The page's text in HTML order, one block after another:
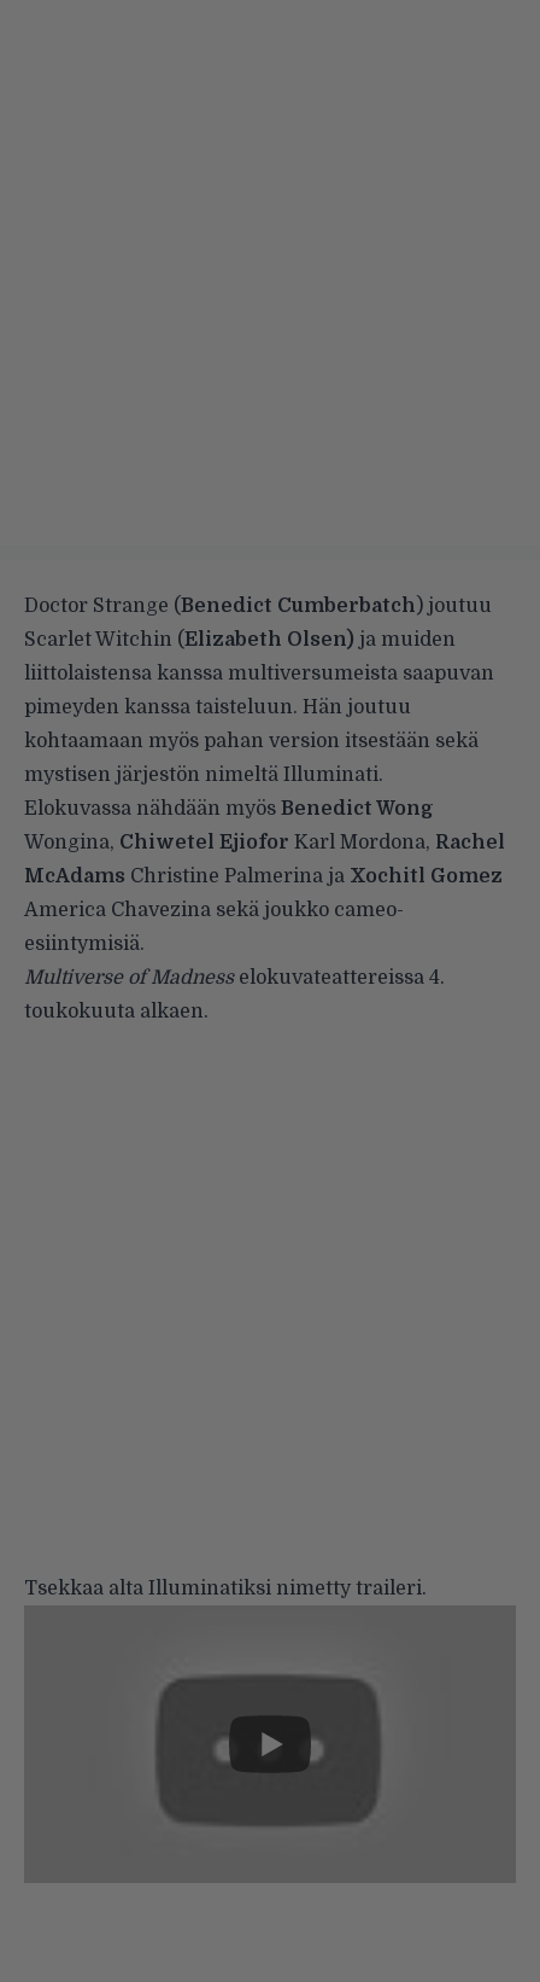
Doctor Strange (Benedict Cumberbatch ) joutuu
Scarlet Witchin (Elizabeth Olsen) ja muiden
liittolaistensa kanssa multiversumeista saapuvan
pimeyden kanssa taisteluun. Hän joutuu
kohtaamaan myös pahan version itsestään sekä
mystisen järjestön nimeltä Illuminati.
Elokuvassa nähdään myös Benedict Wong
Wongina, Chiwetel Ejiofor Karl Mordona, Rachel
McAdams Christine Palmerina ja Xochitl Gomez
America Chavezina sekä joukko cameo-
esiintymisiä.
Multiverse of Madnesselokuvateattereissa 4.
toukokuuta alkaen.
Tsekkaa alta Illuminatiksi nimetty traileri.